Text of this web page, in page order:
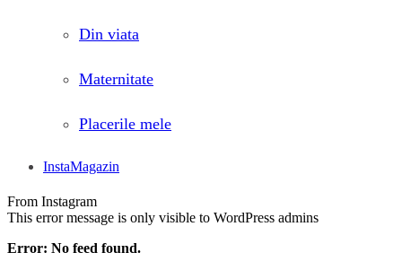
Din viata
Maternitate
Placerile mele
InstaMagazin
From Instagram
This error message is only visible to WordPress admins
Error: No feed found.